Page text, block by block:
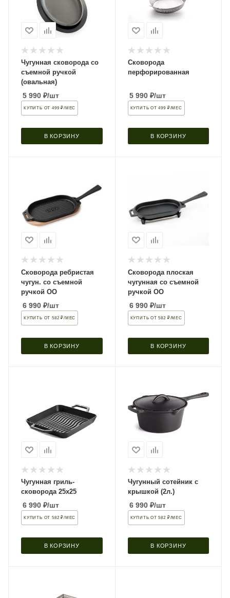
Чугунная сковорода со
съемной ручкой
(овальная)
5 990 ₽/шт
КУПИТЬ ОТ 499 ₽/МЕС
В КОРЗИНУ
Сковорода
перфорированная
5 990₽/шт
КУПИТЬ ОТ 499 ₽/МЕС
В КОРЗИНУ
Сковорода ребристая
чугун. со съемной
ручкой OO
6 990 ₽/шт
КУПИТЬ ОТ 582 ₽/МЕС
В КОРЗИНУ
Сковорода плоская
чугунная со съемной
ручкой OO
6 990₽/шт
КУПИТЬ ОТ 582 ₽/МЕС
В КОРЗИНУ
Чугунная гриль-
сковорода 25х25
6 990 ₽/шт
КУПИТЬ ОТ 582 ₽/МЕС
В КОРЗИНУ
Чугунный сотейник с
крышкой (2л.)
6 990₽/шт
КУПИТЬ ОТ 582 ₽/МЕС
В КОРЗИНУ